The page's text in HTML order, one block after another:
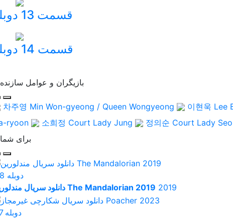
قسمت 13 دوبله
قسمت 14 دوبله
بازیگران و عوامل سازنده
차주영 Min Won-gyeong / Queen Wongyeong 이현욱 Lee
ryoon
소희정 Court Lady Jung 정의순 Court Lady Seo
برای شما
دوبله
دانلود سریال مندلورین The Mandalorian 2019 2019
دوبله